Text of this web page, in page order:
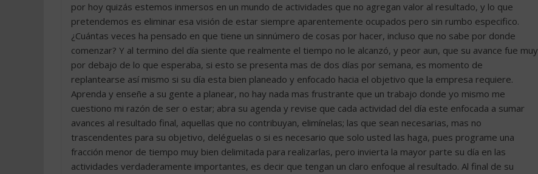
por hoy quizás estemos inmersos en un mundo de actividades que no agregan valor al resultado, y lo que
pretendemos es eliminar esa visión de estar siempre aparentemente ocupados pero sin rumbo especifico.
¿Cuántas veces ha pensado en que tiene un sinnúmero de cosas por hacer, incluso que no sabe por donde
comenzar? Y al termino del día siente que realmente el tiempo no le alcanzó, y peor aun, que su avance fue muy
por debajo de lo que esperaba, si esto se presenta mas de dos días por semana, es momento de
replantearse así mismo si su día esta bien planeado y enfocado hacia el objetivo que la empresa requiere.
Aprenda y enseñe a su gente a planear, no hay nada mas frustrante que un trabajo donde yo mismo me
cuestiono mi razón de ser o estar; abra su agenda y revise que cada actividad del día este enfocada a sumar
avances al resultado final, aquellas que no contribuyan, elimínelas; las que sean necesarias, mas no
trascendentes para su objetivo, deléguelas o si es necesario que solo usted las haga, pues programe una
fracción menor de tiempo muy bien delimitada para realizarlas, pero invierta la mayor parte su día en las
actividades verdaderamente importantes, es decir que tengan un claro enfoque al resultado. Al final de su